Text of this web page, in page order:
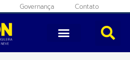
de ferramentas
Governança Contato